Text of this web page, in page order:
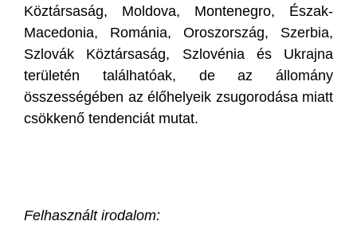
Köztársaság, Moldova, Montenegro, Észak-
Macedonia, Románia, Oroszország, Szerbia,
Szlovák Köztársaság, Szlovénia és Ukrajna
területén találhatóak, de az állomány
összességében az élőhelyeik zsugorodása miatt
csökkenő tendenciát mutat.
Felhasznált irodalom: